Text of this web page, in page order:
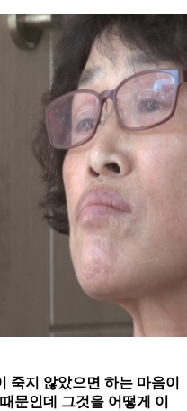
죽지 않았으면 하는 마음이
문인데 그것을 어떻게 이